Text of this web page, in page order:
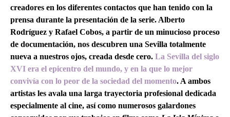
creadores en los diferentes contactos que han tenido con la
prensa durante la presentación de la serie. Alberto
Rodríguez y Rafael Cobos, a partir de un minucioso proceso
de documentación, nos descubren una Sevilla totalmente
nueva a nuestros ojos, creada desde cero. La Sevilla del siglo
XVI era el epicentro del mundo, y en la que lo mejor
convivía con lo peor de la sociedad del momento. A ambos
artistas les avala una larga trayectoria profesional dedicada
especialmente al cine, así como numerosos galardones